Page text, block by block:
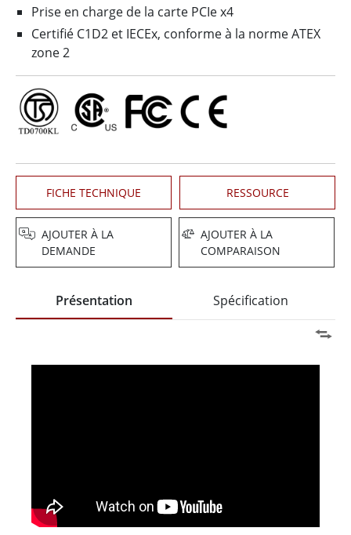
Prise en charge de la carte PCIe x4
Certifié C1D2 et IECEx, conforme à la norme ATEX
zone 2
FICHE TECHNIQUE RESSOURCE
AJOUTER À LA
DEMANDE
AJOUTER À LA
COMPARAISON
Présentation Spécification